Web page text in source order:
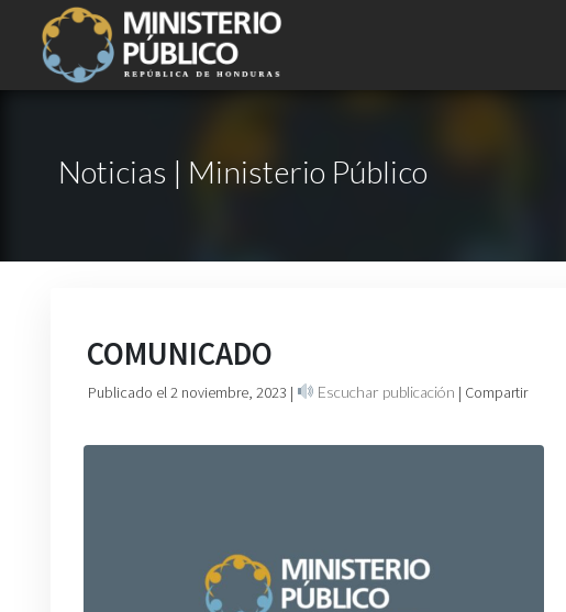
Noticias | Ministerio Público
COMUNICADO
Publicado el 2 noviembre, 2023 | Escuchar publicación | Compartir